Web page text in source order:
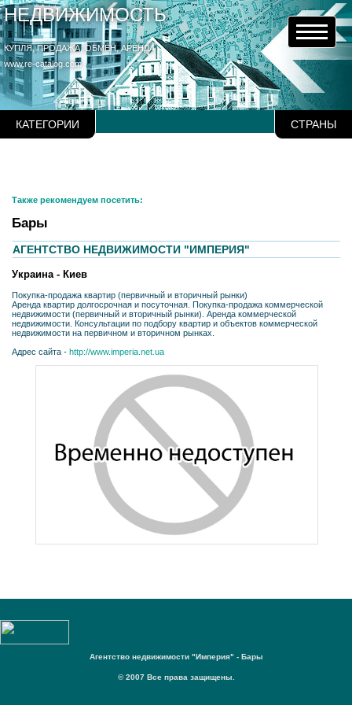
НЕДВИЖИМОСТЬ
КУПЛЯ, ПРОДАЖА, ОБМЕН, АРЕНДА
www.re-catalog.com
КАТЕГОРИИ СТРАНЫ
Также рекомендуем посетить:
Бары
АГЕНТСТВО НЕДВИЖИМОСТИ "ИМПЕРИЯ"
Украина - Киев
Покупка-продажа квартир (первичный и вторичный рынки)
Аренда квартир долгосрочная и посуточная. Покупка-продажа коммерческой
недвижимости (первичный и вторичный рынки). Аренда коммерческой
недвижимости. Консультации по подбору квартир и объектов коммерческой
недвижимости на первичном и вторичном рынках.
Адрес сайта - http://www.imperia.net.ua
Агентство недвижимости "Империя" - Бары
© 2007 Все права защищены.